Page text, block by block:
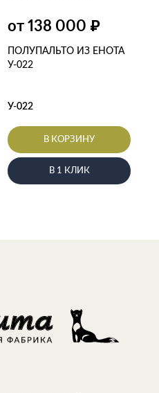
от 138 000 ₽
ПОЛУПАЛЬТО ИЗ ЕНОТА
У-022
У-022
В КОРЗИНУ
В 1 КЛИК